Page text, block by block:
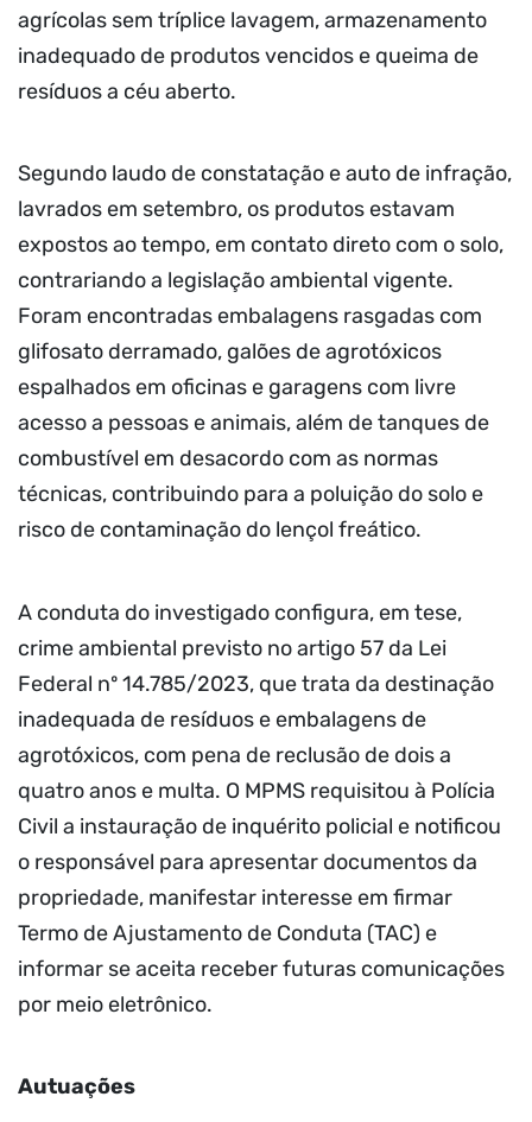
agrícolas sem tríplice lavagem, armazenamento
inadequado de produtos vencidos e queima de
resíduos a céu aberto.
Segundo laudo de constatação e auto de infração,
lavrados em setembro, os produtos estavam
expostos ao tempo, em contato direto com o solo,
contrariando a legislação ambiental vigente.
Foram encontradas embalagens rasgadas com
glifosato derramado, galões de agrotóxicos
espalhados em oficinas e garagens com livre
acesso a pessoas e animais, além de tanques de
combustível em desacordo com as normas
técnicas, contribuindo para a poluição do solo e
risco de contaminação do lençol freático.
A conduta do investigado configura, em tese,
crime ambiental previsto no artigo 57 da Lei
Federal nº 14.785/2023, que trata da destinação
inadequada de resíduos e embalagens de
agrotóxicos, com pena de reclusão de dois a
quatro anos e multa. O MPMS requisitou à Polícia
Civil a instauração de inquérito policial e notificou
o responsável para apresentar documentos da
propriedade, manifestar interesse em firmar
Termo de Ajustamento de Conduta (TAC) e
informar se aceita receber futuras comunicações
por meio eletrônico.
Autuações